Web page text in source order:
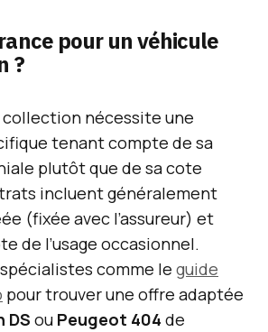
pour un véhicule
?
collection nécessite une
tenant compte de sa
plutôt que de sa cote
incluent généralement
(fixée avec l’assureur) et
de l’usage occasionnel.
comme le guide
pour trouver une offre adaptée
DS ou Peugeot 404 de